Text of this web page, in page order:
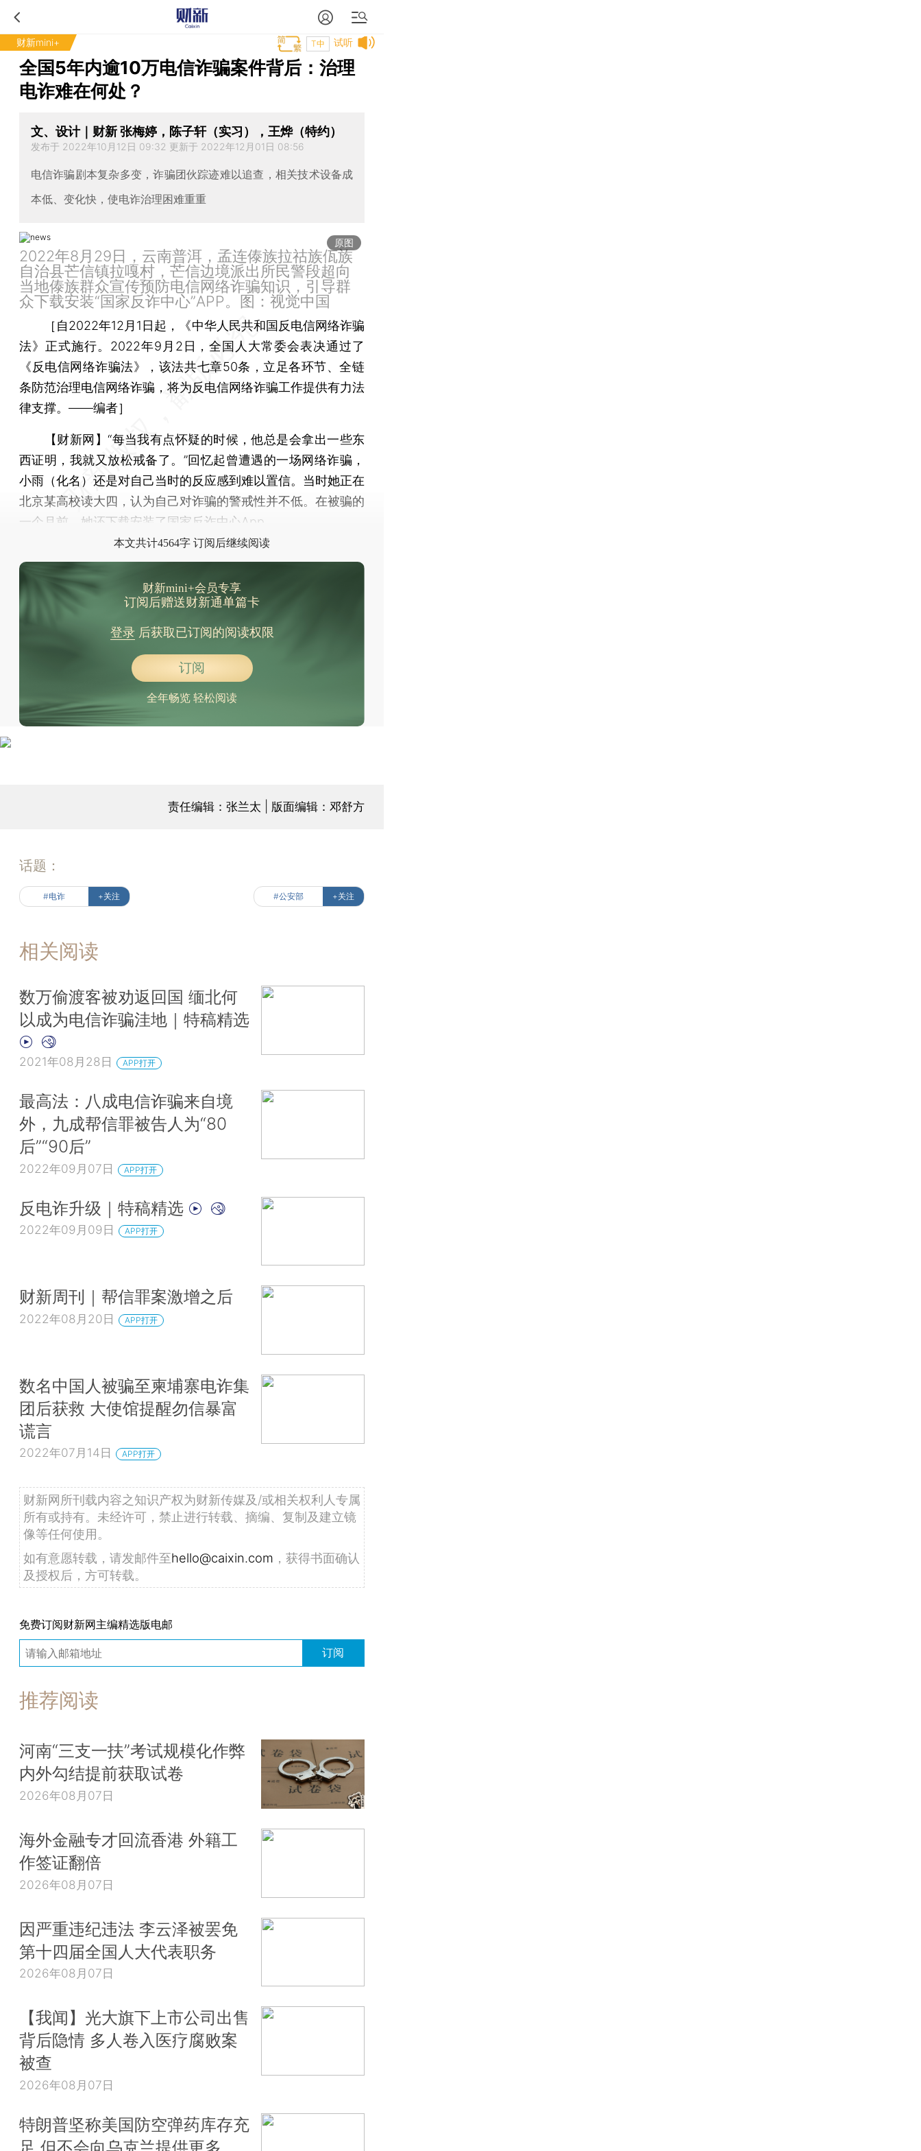
财新mini+ 试听
T中
全国5年内逾10万电信诈骗案件背后：治理
电诈难在何处？
文、设计｜财新 张梅婷，陈子轩（实习），王烨（特约）
发布于 2022年10月12日 09:32 更新于 2022年12月01日 08:56
电信诈骗剧本复杂多变，诈骗团伙踪迹难以追查，相关技术设备成
本低、变化快，使电诈治理困难重重
原图
2022年8月29日，云南普洱，孟连傣族拉祜族佤族
自治县芒信镇拉嘎村，芒信边境派出所民警段超向
当地傣族群众宣传预防电信网络诈骗知识，引导群
众下载安装“国家反诈中心”APP。图：视觉中国
［自2022年12月1日起，《中华人民共和国反电信网络诈骗
法》正式施行。2022年9月2日，全国人大常委会表决通过了
《反电信网络诈骗法》，该法共七章50条，立足各环节、全链
条防范治理电信网络诈骗，将为反电信网络诈骗工作提供有力法
律支撑。——编者］
【财新网】“每当我有点怀疑的时候，他总是会拿出一些东
西证明，我就又放松戒备了。”回忆起曾遭遇的一场网络诈骗，
小雨（化名）还是对自己当时的反应感到难以置信。当时她正在
北京某高校读大四，认为自己对诈骗的警戒性并不低。在被骗的
一个月前，她还下载安装了国家反诈中心App。
本文共计4564字 订阅后继续阅读
财新mini+会员专享
订阅后赠送财新通单篇卡
登录后获取已订阅的阅读权限
订阅
全年畅览 轻松阅读
责任编辑：张兰太 | 版面编辑：邓舒方
话题：
#电诈 +关注 #公安部 +关注
相关阅读
数万偷渡客被劝返回国 缅北何
以成为电信诈骗洼地｜特稿精选
2021年08月28日 APP打开
最高法：八成电信诈骗来自境
外，九成帮信罪被告人为“80
后”“90后”
2022年09月07日 APP打开
反电诈升级｜特稿精选
2022年09月09日 APP打开
财新周刊｜帮信罪案激增之后
2022年08月20日 APP打开
数名中国人被骗至柬埔寨电诈集
团后获救 大使馆提醒勿信暴富
谎言
2022年07月14日 APP打开
财新网所刊载内容之知识产权为财新传媒及/或相关权利人专属
所有或持有。未经许可，禁止进行转载、摘编、复制及建立镜
像等任何使用。
如有意愿转载，请发邮件至hello@caixin.com ，获得书面确认
及授权后，方可转载。
免费订阅财新网主编精选版电邮
订阅
推荐阅读
河南“三支一扶”考试规模化作弊
内外勾结提前获取试卷
2026年08月07日
海外金融专才回流香港 外籍工
作签证翻倍
2026年08月07日
因严重违纪违法 李云泽被罢免
第十四届全国人大代表职务
2026年08月07日
【我闻】光大旗下上市公司出售
背后隐情 多人卷入医疗腐败案
被查
2026年08月07日
特朗普坚称美国防空弹药库存充
足 但不会向乌克兰提供更多